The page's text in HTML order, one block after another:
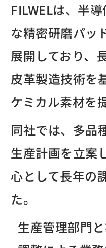
FILWELは、半
な精密研磨パッ
展開しており、
皮革製造技術を
ケミカル素材を
同社では、多品
生産計画を立案
心として長年の
た。
生産管理部門